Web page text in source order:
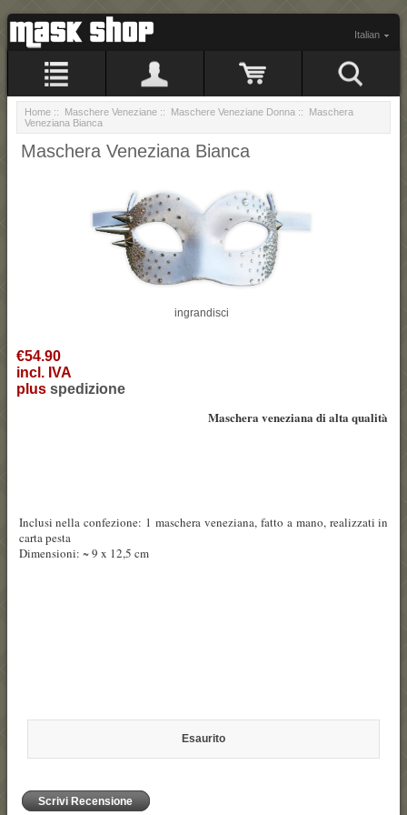
Italian
Home :: Maschere Veneziane :: Maschere Veneziane Donna :: Maschera
Veneziana Bianca
Maschera Veneziana Bianca
ingrandisci
€54.90
incl. IVA
plus spedizione
Maschera veneziana di alta qualità
Inclusi nella confezione: 1 maschera veneziana, fatto a mano, realizzati in
carta pesta
Dimensioni: ~ 9 x 12,5 cm
Esaurito
Scrivi Recensione